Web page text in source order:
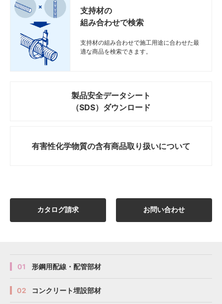
支持材の
組み合わせで検索
支持材の組み合わせで施工用途に合わせた最
適な商品を検索できます。
製品安全データシート
（SDS）ダウンロード
有害性化学物質の含有商品取り扱いについて
カタログ請求 お問い合わせ
01 形鋼用配線・配管部材
02 コンクリート埋設部材